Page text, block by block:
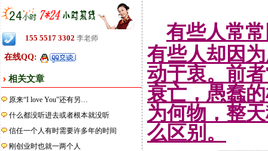
155 5517 3302 李老师
在线QQ:
相关文章
原来“I love You”还有另…
什么都没听进去或者根本就没听
信任一个人有时需要许多年的时间
刚创业时也就一两个人
有些人常
有些人却因
动于衷。前
衰亡，愚蠢
为何物，整
么区别。